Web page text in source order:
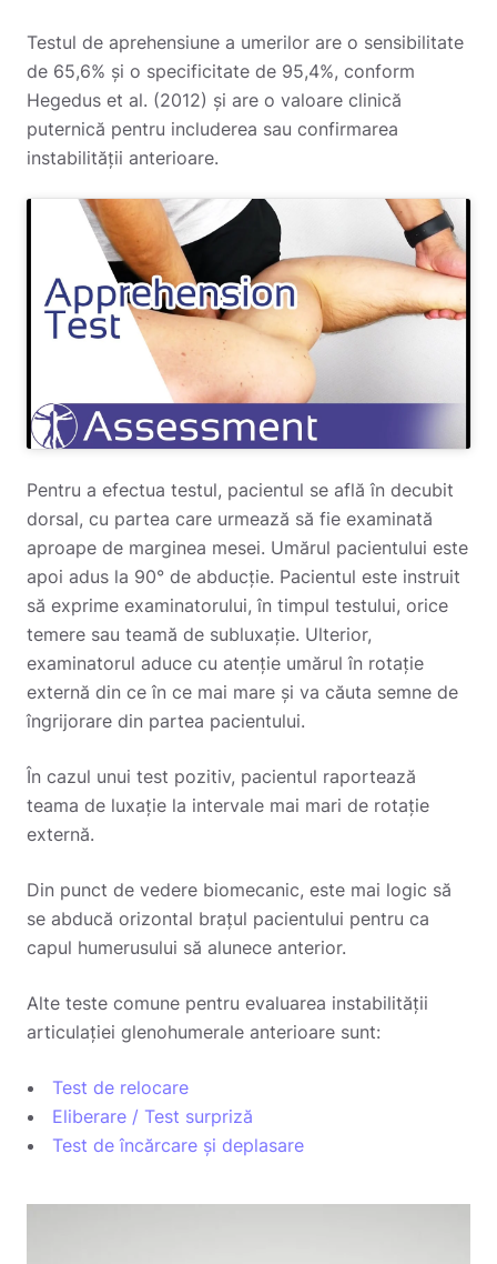
Testul de aprehensiune a umerilor are o sensibilitate
de 65,6% și o specificitate de 95,4%, conform
Hegedus et al. (2012) și are o valoare clinică
puternică pentru includerea sau confirmarea
instabilității anterioare.
Pentru a efectua testul, pacientul se află în decubit
dorsal, cu partea care urmează să fie examinată
aproape de marginea mesei. Umărul pacientului este
apoi adus la 90° de abducție. Pacientul este instruit
să exprime examinatorului, în timpul testului, orice
temere sau teamă de subluxație. Ulterior,
examinatorul aduce cu atenție umărul în rotație
externă din ce în ce mai mare și va căuta semne de
îngrijorare din partea pacientului.
În cazul unui test pozitiv, pacientul raportează
teama de luxație la intervale mai mari de rotație
externă.
Din punct de vedere biomecanic, este mai logic să
se abducă orizontal brațul pacientului pentru ca
capul humerusului să alunece anterior.
Alte teste comune pentru evaluarea instabilității
articulației glenohumerale anterioare sunt:
Test de relocare
Eliberare / Test surpriză
Test de încărcare și deplasare